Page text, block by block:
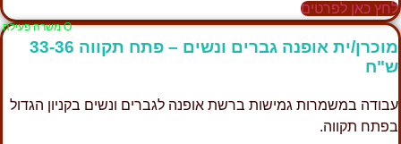
לחץ כאן לפרטים
Ο משרה פעילה
מוכרן/ית אופנה גברים ונשים – פתח תקווה 33-36
ש"ח
עבודה במשמרות גמישות ברשת אופנה לגברים ונשים בקניון הגדול
בפתח תקווה.